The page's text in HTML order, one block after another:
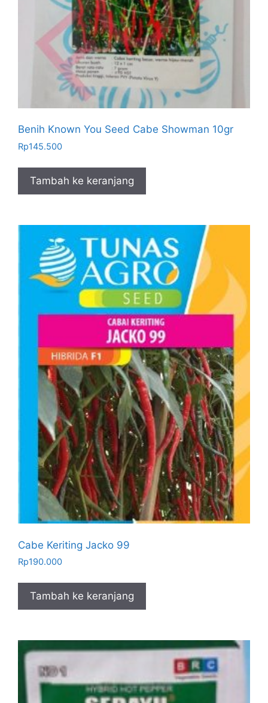
Benih Known You Seed Cabe Showman 10gr
Rp145.500
Tambah ke keranjang
Cabe Keriting Jacko 99
Rp190.000
Tambah ke keranjang